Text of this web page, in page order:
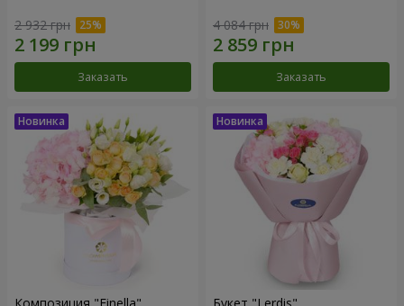
2 932 грн
Заказать
4 084 грн
Заказать